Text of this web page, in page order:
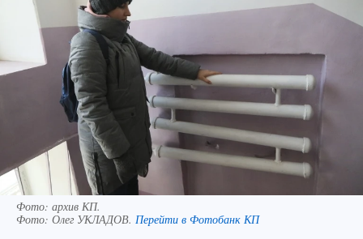
Фото: архив КП.
Фото: Олег УКЛАДОВ. Перейти в Фотобанк КП